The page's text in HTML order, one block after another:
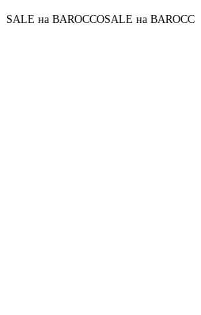
SALE на BAROCCOДо конца акции